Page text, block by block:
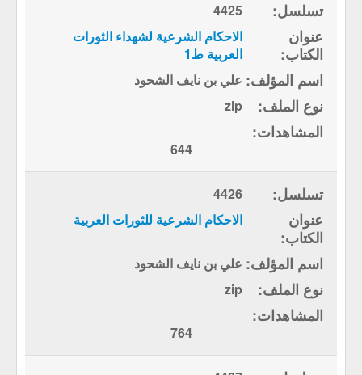
4425
الاحكام الشرعية لشهداء الثورات
العربية ط1
علي بن نايف الشحود
zip
644
4426
الاحكام الشرعية للثورات العربية
علي بن نايف الشحود
zip
764